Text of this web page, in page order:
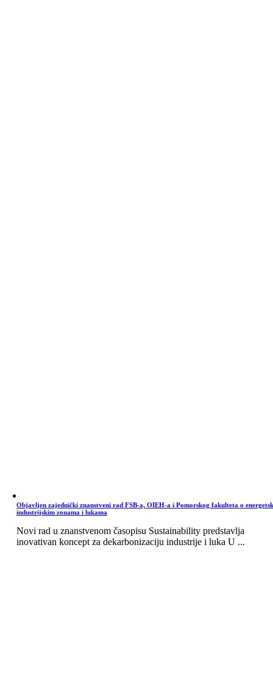
Objavljen zajednički znanstveni rad FSB-a, OIEH-a i Pomorskog fakulteta o
industrijskim zonama i lukama
Novi rad u znanstvenom časopisu Sustainability predstavlja
inovativan koncept za dekarbonizaciju industrije i luka U ...